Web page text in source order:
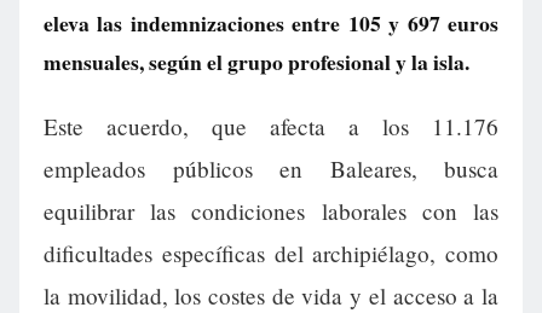
eleva las indemnizaciones entre 105 y 697 euros
mensuales, según el grupo profesional y la isla.
Este acuerdo, que afecta a los 11.176
empleados públicos en Baleares, busca
equilibrar las condiciones laborales con las
dificultades específicas del archipiélago, como
la movilidad, los costes de vida y el acceso a la